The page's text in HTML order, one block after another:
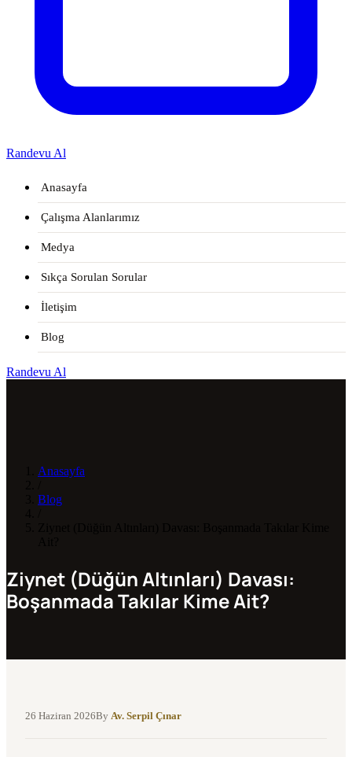
Randevu Al
Anasayfa
Çalışma Alanlarımız
Medya
Sıkça Sorulan Sorular
İletişim
Blog
Randevu Al
Anasayfa
Blog
Ziynet (Düğün Altınları) Davası:
Boşanmada Takılar Kime Ait?
26 Haziran 2026By Av. Serpil Çınar